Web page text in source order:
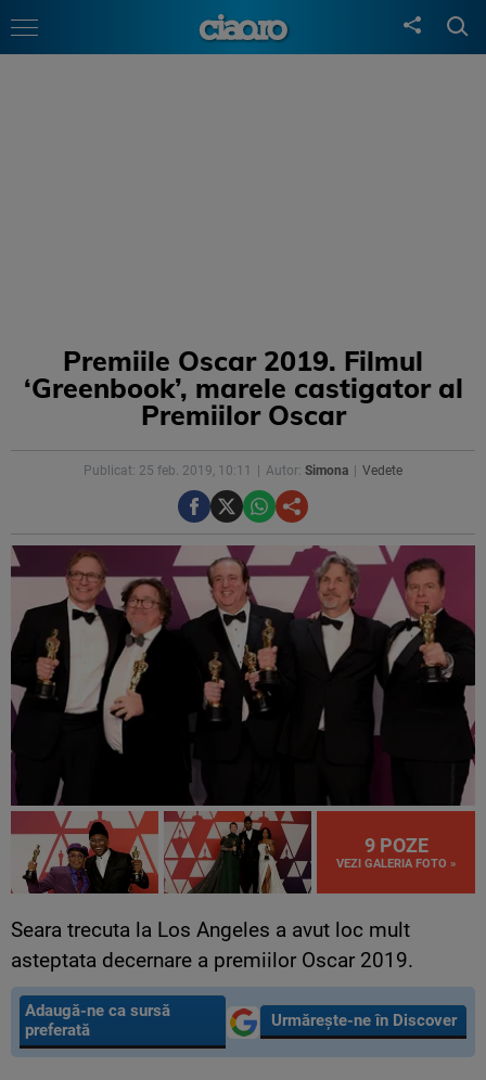
Premiile Oscar 2019. Filmul
‘Greenbook’, marele castigator al
Premiilor Oscar
Publicat: 25 feb. 2019, 10:11 Autor: Simona Vedete
9 POZE
VEZI GALERIA FOTO »
Seara trecuta la Los Angeles a avut loc mult
asteptata decernare a premiilor Oscar 2019.
Adaugă-ne ca sursă
preferată
Urmărește-ne în Discover